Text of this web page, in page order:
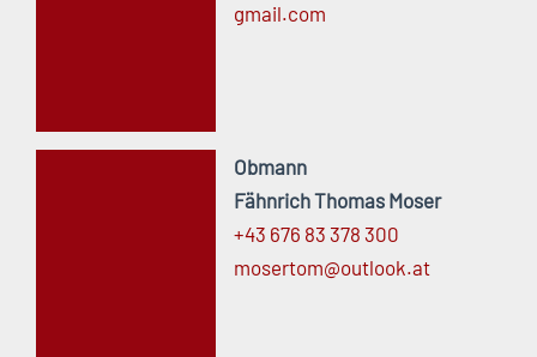
gmail.com
Obmann
Fähnrich Thomas Moser
+43 676 83 378 300
mosertom@outlook.at